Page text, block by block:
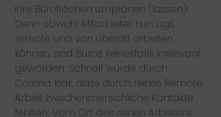
ihre Büroflächen umplanen (lassen)!
Denn obwohl Mitarbeiter nun agil,
remote und von überall arbeiten
können, sind Büros keinesfalls irrelevant
geworden. Schnell wurde durch
Corona klar, dass durch reines Remote
Arbeit zwischenmenschliche Kontakte
fehlten. Vom Ort des reinen Arbeitens